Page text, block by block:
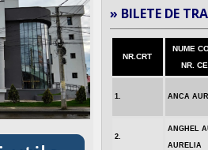
» BILETE DE
NR.CRT
NUME
NR.
1. ANCA
2.
ANGHEL
AURELIA